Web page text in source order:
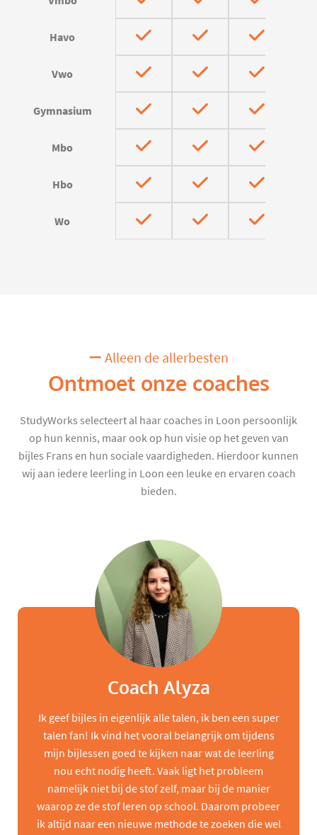
Havo
Vwo
Gymnasium
Mbo
Hbo
Wo
Alleen de allerbesten
Ontmoet onze coaches
StudyWorks selecteert al haar coaches in Loon persoonlijk
op hun kennis, maar ook op hun visie op het geven van
bijles Frans en hun sociale vaardigheden. Hierdoor kunnen
wij aan iedere leerling in Loon een leuke en ervaren coach
bieden.
Coach Alyza
Ik geef bijles in eigenlijk alle talen, ik ben een super
talen fan! Ik vind het vooral belangrijk om tijdens
mijn bijlessen goed te kijken naar wat de leerling
nou echt nodig heeft. Vaak ligt het probleem
namelijk niet bij de stof zelf, maar bij de manier
waarop ze de stof leren op school. Daarom probeer
ik altijd naar een nieuwe methode te zoeken die wel